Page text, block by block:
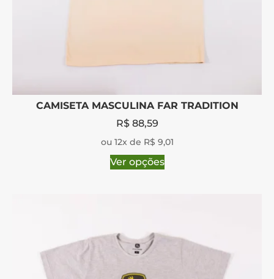
CAMISETA MASCULINA FAR TRADITION
R$88,59
ou 12x de R$ 9,01
Ver opções